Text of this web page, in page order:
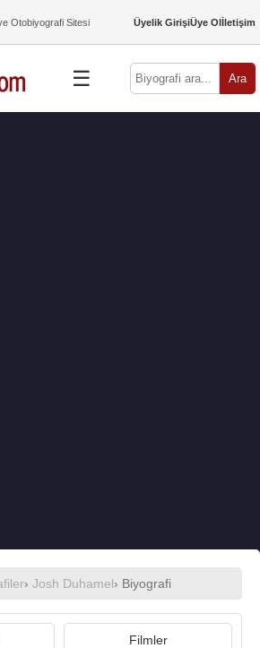
Otobiyografi Sitesi Üyelik GirişiÜye Olİletişim
☰ Ara
› Josh Duhamel› Biyografi
Filmler